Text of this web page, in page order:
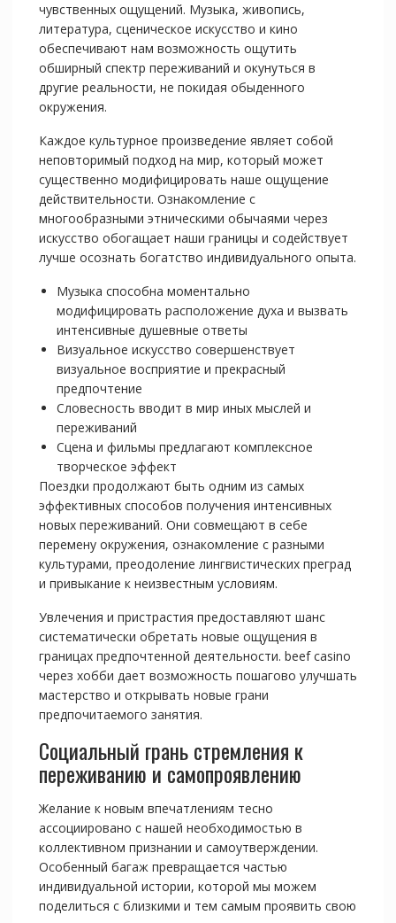
чувственных ощущений. Музыка, живопись,
литература, сценическое искусство и кино
обеспечивают нам возможность ощутить
обширный спектр переживаний и окунуться в
другие реальности, не покидая обыденного
окружения.
Каждое культурное произведение являет собой
неповторимый подход на мир, который может
существенно модифицировать наше ощущение
действительности. Ознакомление с
многообразными этническими обычаями через
искусство обогащает наши границы и содействует
лучше осознать богатство индивидуального опыта.
Музыка способна моментально
модифицировать расположение духа и вызвать
интенсивные душевные ответы
Визуальное искусство совершенствует
визуальное восприятие и прекрасный
предпочтение
Словесность вводит в мир иных мыслей и
переживаний
Сцена и фильмы предлагают комплексное
творческое эффект
Поездки продолжают быть одним из самых
эффективных способов получения интенсивных
новых переживаний. Они совмещают в себе
перемену окружения, ознакомление с разными
культурами, преодоление лингвистических преград
и привыкание к неизвестным условиям.
Увлечения и пристрастия предоставляют шанс
систематически обретать новые ощущения в
границах предпочтенной деятельности. beef casino
через хобби дает возможность пошагово улучшать
мастерство и открывать новые грани
предпочитаемого занятия.
Социальный грань стремления к
переживанию и самопроявлению
Желание к новым впечатлениям тесно
ассоциировано с нашей необходимостью в
коллективном признании и самоутверждении.
Особенный багаж превращается частью
индивидуальной истории, которой мы можем
поделиться с близкими и тем самым проявить свою